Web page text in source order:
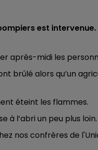
est intervenue.
après-midi les
brûlé alors qu’un
éteint les flammes.
à l’abri un peu plus
nos confrères de